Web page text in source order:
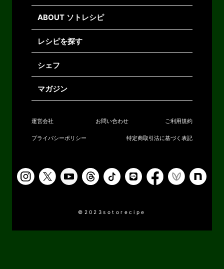
ABOUT ソトレシピ
レシピを探す
シェフ
マガジン
運営会社 お問い合わせ ご利用規約
プライバシーポリシー 特定商取引法に基づく表記
©2023sotorecipe